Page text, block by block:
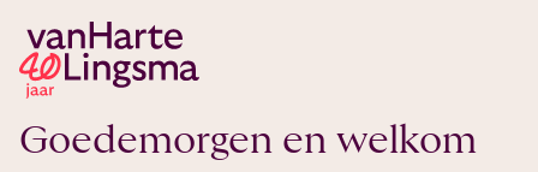
Goedemorgen en welkom